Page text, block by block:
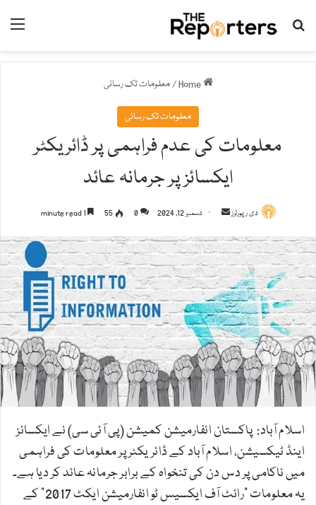
Search for
Home
/معلومات تک رسائی
معلومات تک رسائی
معلومات کی عدم فراہمی پر ڈائریکٹر
ایکسائز پر جرمانہ عائد
دی رپورٹرز
d
a
n
e
m
a
i
l
دسمبر 12, 2024 0
55
اسلام آباد: پاکستان انفارمیشن کمیشن (پی آئی سی) نے ایکسائز
اینڈ ٹیکسیشن، اسلام آباد کے ڈائریکٹر پر معلومات کی فراہمی
میں ناکامی پر دس دن کی تنخواہ کے برابر جرمانہ عائد کر دیا ہے۔
یہ معلومات "رائٹ آف ایکسیس ٹو انفارمیشن ایکٹ 2017” کے